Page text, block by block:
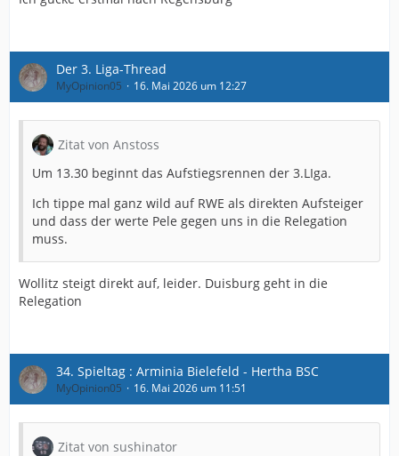
Der 3. Liga-Thread
MyOpinion05 16. Mai 2026 um 12:27
Zitat von Anstoss
Um 13.30 beginnt das Aufstiegsrennen der 3.LIga.
Ich tippe mal ganz wild auf RWE als direkten Aufsteiger
und dass der werte Pele gegen uns in die Relegation
muss.
Wollitz steigt direkt auf, leider. Duisburg geht in die
Relegation
34. Spieltag : Arminia Bielefeld - Hertha BSC
MyOpinion05 16. Mai 2026 um 11:51
Zitat von sushinator